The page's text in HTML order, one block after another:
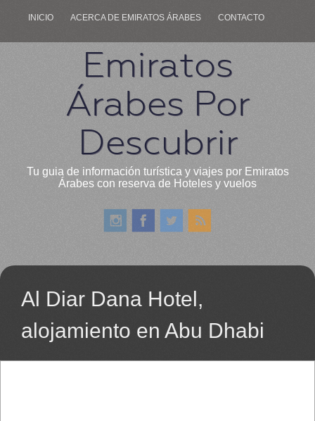
INICIO ACERCA DE EMIRATOS ÁRABES CONTACTO
Emiratos
Árabes Por
Descubrir
Tu guia de información turística y viajes por Emiratos
Árabes con reserva de Hoteles y vuelos
Al Diar Dana Hotel,
alojamiento en Abu Dhabi